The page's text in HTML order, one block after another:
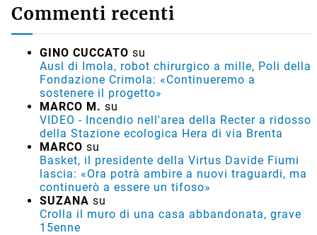
Commenti recenti
GINO CUCCATO su
Ausl di Imola, robot chirurgico a mille, Poli della
Fondazione Crimola: «Continueremo a
sostenere il progetto»
MARCO M. su
VIDEO - Incendio nell'area della Recter a ridosso
della Stazione ecologica Hera di via Brenta
MARCO su
Basket, il presidente della Virtus Davide Fiumi
lascia: «Ora potrà ambire a nuovi traguardi, ma
continuerò a essere un tifoso»
SUZANA su
Crolla il muro di una casa abbandonata, grave
15enne